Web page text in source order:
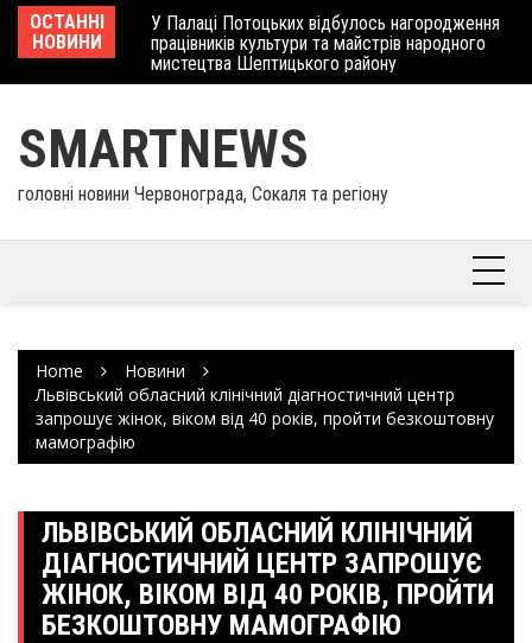
Skip
content
ОСТАННІ
НОВИНИ
У Палаці Потоцьких відбулось нагородження
працівників культури та майстрів народного
мистецтва Шептицького району
SMARTNEWS
головні новини Червонограда, Сокаля та регіону
Home
Новини
Львівський обласний клінічний діагностичний центр
запрошує жінок, віком від 40 років, пройти безкоштовну
мамографію
ЛЬВІВСЬКИЙ ОБЛАСНИЙ КЛІНІЧНИЙ
ДІАГНОСТИЧНИЙ ЦЕНТР ЗАПРОШУЄ
ЖІНОК, ВІКОМ ВІД 40 РОКІВ, ПРОЙТИ
БЕЗКОШТОВНУ МАМОГРАФІЮ